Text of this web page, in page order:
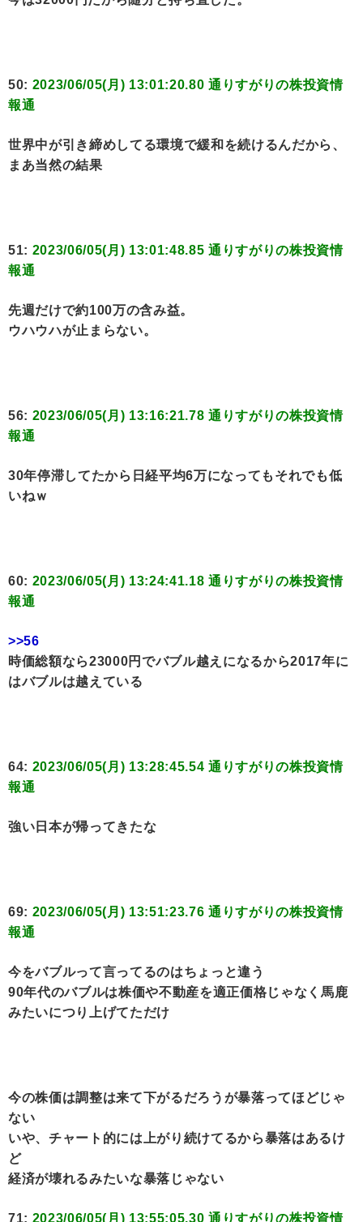
50: 2023/06/05(月) 13:01:20.80 通りすがりの株投資情
報通
世界中が引き締めしてる環境で緩和を続けるんだから、
まあ当然の結果
51: 2023/06/05(月) 13:01:48.85 通りすがりの株投資情
報通
先週だけで約100万の含み益。
ウハウハが止まらない。
56: 2023/06/05(月) 13:16:21.78 通りすがりの株投資情
報通
30年停滞してたから日経平均6万になってもそれでも低
いねｗ
60: 2023/06/05(月) 13:24:41.18 通りすがりの株投資情
報通
>>56
時価総額なら23000円でバブル越えになるから2017年に
はバブルは越えている
64: 2023/06/05(月) 13:28:45.54 通りすがりの株投資情
報通
強い日本が帰ってきたな
69: 2023/06/05(月) 13:51:23.76 通りすがりの株投資情
報通
今をバブルって言ってるのはちょっと違う
90年代のバブルは株価や不動産を適正価格じゃなく馬鹿
みたいにつり上げてただけ
今の株価は調整は来て下がるだろうが暴落ってほどじゃ
ない
いや、チャート的には上がり続けてるから暴落はあるけ
ど
経済が壊れるみたいな暴落じゃない
71: 2023/06/05(月) 13:55:05.30 通りすがりの株投資情